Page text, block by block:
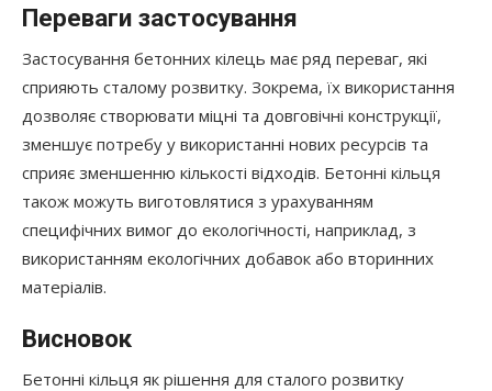
Переваги застосування
Застосування бетонних кілець має ряд переваг, які
сприяють сталому розвитку. Зокрема, їх використання
дозволяє створювати міцні та довговічні конструкції,
зменшує потребу у використанні нових ресурсів та
сприяє зменшенню кількості відходів. Бетонні кільця
також можуть виготовлятися з урахуванням
специфічних вимог до екологічності, наприклад, з
використанням екологічних добавок або вторинних
матеріалів.
Висновок
Бетонні кільця як рішення для сталого розвитку